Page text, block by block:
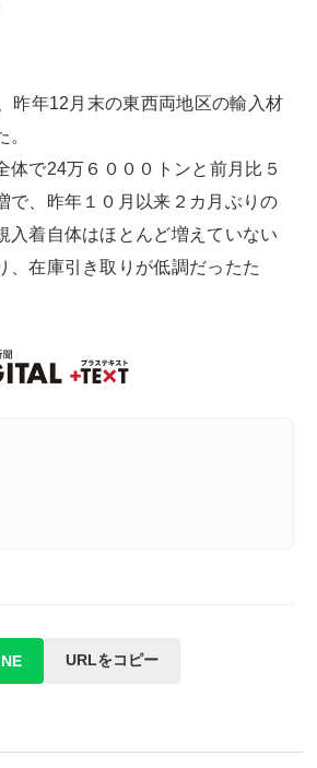
昨年12月末の東西両地区の輸入材
で24万６０００トンと前月比５
で、昨年１０月以来２カ月ぶりの
入着自体はほとんど増えていない
、在庫引き取りが低調だったた
URLをコピー